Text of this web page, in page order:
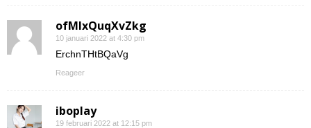
ofMIxQuqXvZkg
10 januari 2022 at 4:30 pm
ErchnTHtBQaVg
Reageer
iboplay
19 februari 2022 at 12:15 pm